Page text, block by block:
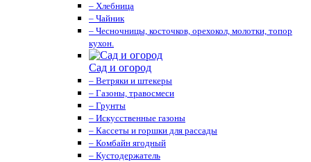
– Хлебница
– Чайник
– Чесночницы, косточков, орехокол, молотки, топор
кухон.
Сад и огород
– Ветряки и штекеры
– Газоны, травосмеси
– Грунты
– Искусственные газоны
– Кассеты и горшки для рассады
– Комбайн ягодный
– Кустодержатель